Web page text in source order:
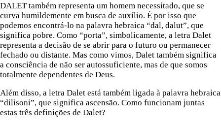
DALET também representa um homem necessitado, que se
curva humildemente em busca de auxílio. É por isso que
podemos encontrá-lo na palavra hebraica “dal, dalut”, que
significa pobre. Como “porta”, simbolicamente, a letra Dalet
representa a decisão de se abrir para o futuro ou permanecer
fechado ou distante. Mas como vimos, Dalet também significa
a consciência de não ser autossuficiente, mas de que somos
totalmente dependentes de Deus.
Além disso, a letra Dalet está também ligada à palavra hebraica
“dilisoni”, que significa ascensão. Como funcionam juntas
estas três definições de Dalet?